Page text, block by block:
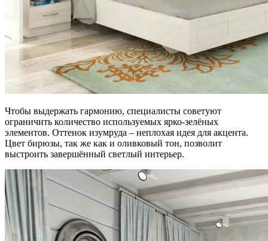
Чтобы выдержать гармонию, специалисты советуют
ограничить количество используемых ярко-зелёных
элементов. Оттенок изумруда – неплохая идея для акцента.
Цвет бирюзы, так же как и оливковый тон, позволит
выстроить завершённый светлый интерьер.